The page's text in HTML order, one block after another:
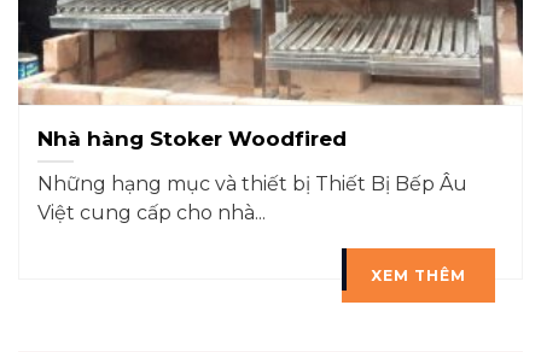
Nhà hàng Stoker Woodfired
Những hạng mục và thiết bị Thiết Bị Bếp Âu
Việt cung cấp cho nhà...
XEM THÊM